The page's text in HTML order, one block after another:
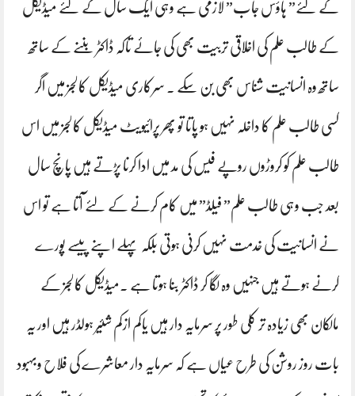
کے لئے” ہاؤس جاب” لازمی ہے وہی ایک سال کے لئے میڈیکل
کے طالب علم کی اخلاقی تربیت بھی کی جائے تاکہ ڈاکٹر بننے کے ساتھ
ساتھ وہ انسانیت شناس بھی بن سکے ۔ سرکاری میڈیکل کالجز میں اگر
کسی طالب علم کا داخلہ نہیں ہو پاتا تو پھر پرائیویٹ میڈیکل کالجز میں اس
طالب علم کو کروڑوں روپے فیس کی مد میں ادا کرنا پڑتے ہیں پانچ سال
بعد جب وہی طالب علم” فیلڈ” میں کام کرنے کے لئے آتا ہے تو اس
نے انسانیت کی خدمت نہیں کرنی ہوتی بلکہ پہلے اپنے پیسے پورے
کرنے ہوتے ہیں جنہیں وہ لگا کر ڈاکٹر بنا ہوتا ہے ۔میڈیکل کالجز کے
مالکان بھی زیادہ تر کلی طور پر سرمایہ دار ہیں یاکم ازکم شئیر ہولڈر ہیں اور یہ
بات روز روشن کی طرح عیاں ہے کہ سرمایہ دار معاشرے کی فلاح وبہبود